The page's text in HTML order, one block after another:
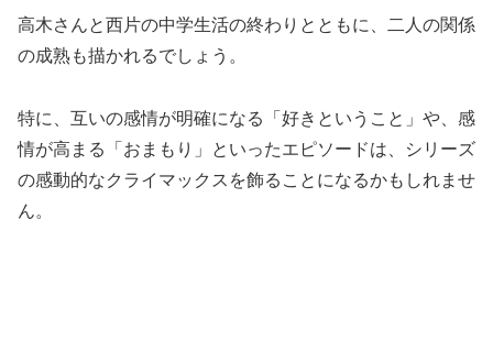
高木さんと西片の中学生活の終わりとともに、二人の関係
の成熟も描かれるでしょう。
特に、互いの感情が明確になる「好きということ」や、感
情が高まる「おまもり」といったエピソードは、シリーズ
の感動的なクライマックスを飾ることになるかもしれませ
ん。